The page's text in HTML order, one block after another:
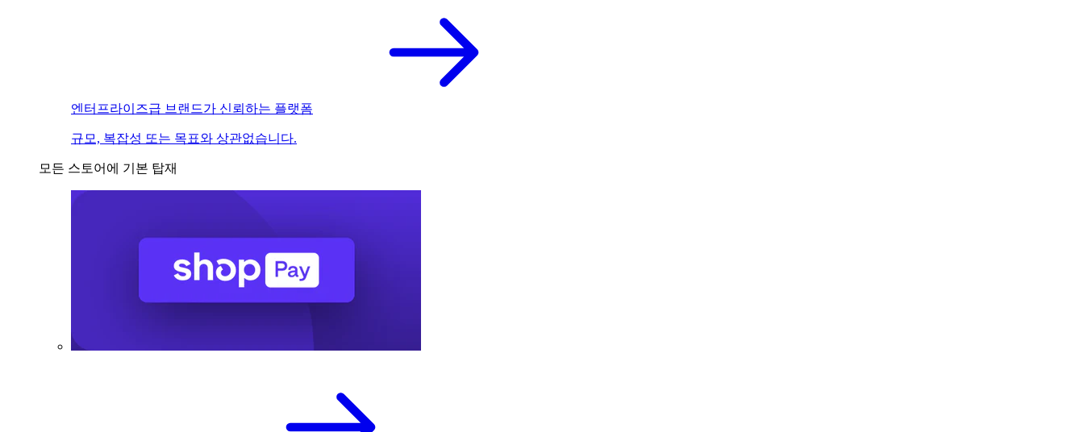
엔터프라이즈급 브랜드가 신뢰하는 플랫폼
규모, 복잡성 또는 목표와 상관없습니다.
모든 스토어에 기본 탑재